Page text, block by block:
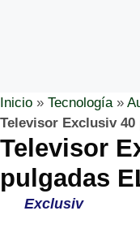
Inicio » Tecnología»
Televisor Exclusiv 40
Televisor
pulgadas
Exclusiv